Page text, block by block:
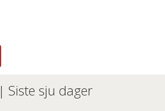
| Siste sju dager